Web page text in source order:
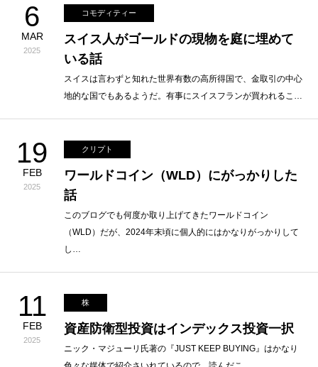
6
MAR
2025
コモディティー
スイス人がゴールドの現物を庭に埋めて
いる話
スイスは言わずと知れた世界有数の高所得国で、金取引の中心
地的な国でもあるようだ。有事にスイスフランが買われるこ…
19
FEB
2025
クリプト
ワールドコイン（WLD）にがっかりした
話
このブログでも何度か取り上げてきたワールドコイン
（WLD）だが、2024年末頃に個人的にはかなりがっかりして
し…
11
FEB
2025
株
資産防衛型投資はインデックス投資一択
ニック・マジューリ氏著の『JUST KEEP BUYING』はかなり